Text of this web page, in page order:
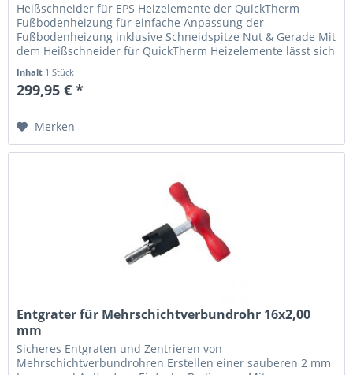
Heißschneider für EPS Heizelemente der QuickTherm
Fußbodenheizung für einfache Anpassung der
Fußbodenheizung inklusive Schneidspitze Nut & Gerade Mit
dem Heißschneider für QuickTherm Heizelemente lässt sich
Inhalt 1 Stück
299,95 € *
Merken
Entgrater für Mehrschichtverbundrohr 16x2,00
mm
Sicheres Entgraten und Zentrieren von
Mehrschichtverbundrohren Erstellen einer sauberen 2 mm